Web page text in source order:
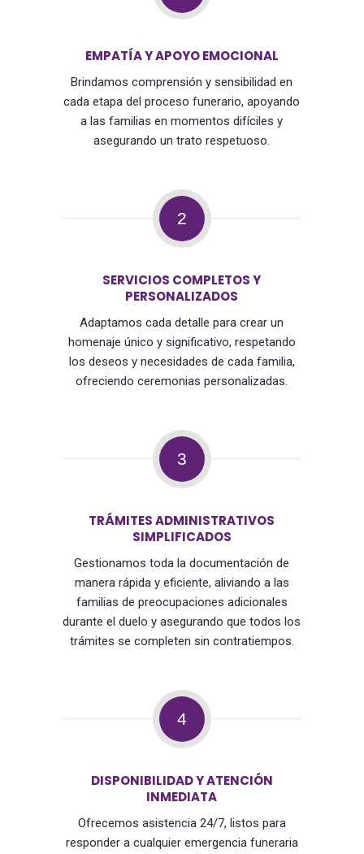
EMPATÍA Y APOYO EMOCIONAL
Brindamos comprensión y sensibilidad en
cada etapa del proceso funerario, apoyando
a las familias en momentos difíciles y
asegurando un trato respetuoso.
2
SERVICIOS COMPLETOS Y
PERSONALIZADOS
Adaptamos cada detalle para crear un
homenaje único y significativo, respetando
los deseos y necesidades de cada familia,
ofreciendo ceremonias personalizadas.
3
TRÁMITES ADMINISTRATIVOS
SIMPLIFICADOS
Gestionamos toda la documentación de
manera rápida y eficiente, aliviando a las
familias de preocupaciones adicionales
durante el duelo y asegurando que todos los
trámites se completen sin contratiempos.
4
DISPONIBILIDAD Y ATENCIÓN
INMEDIATA
Ofrecemos asistencia 24/7, listos para
responder a cualquier emergencia funeraria